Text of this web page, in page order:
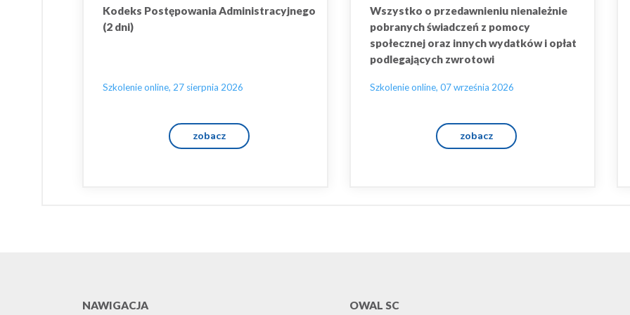
Kodeks Postępowania Administracyjnego
(2 dni)
Szkolenie online, 27 sierpnia 2026
zobacz
Wszystko o przedawnieniu nienależnie
pobranych świadczeń z pomocy
społecznej oraz innych wydatków i opłat
podlegających zwrotowi
Szkolenie online, 07 września 2026
zobacz
NAWIGACJA OWAL SC